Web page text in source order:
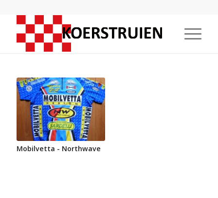
Mobilvetta - Northwave